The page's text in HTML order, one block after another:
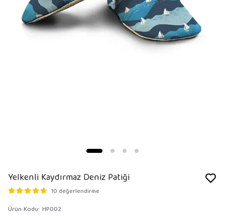
Yelkenli Kaydırmaz Deniz Patiği
10 değerlendirme
Ürün Kodu: HP002